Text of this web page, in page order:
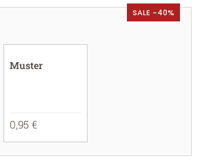
SALE -40%
Muster
0,95 €